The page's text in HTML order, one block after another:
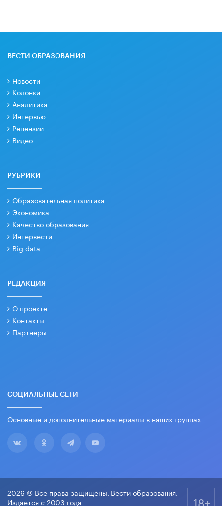
ВЕСТИ ОБРАЗОВАНИЯ
Новости
Колонки
Аналитика
Интервью
Рецензии
Видео
РУБРИКИ
Образовательная политика
Экономика
Качество образования
Интервести
Big data
РЕДАКЦИЯ
О проекте
Контакты
Партнеры
СОЦИАЛЬНЫЕ СЕТИ
Основные и дополнительные материалы в наших группах
2026 © Все права защищены. Вести образования.
Издается с 2003 года
18+